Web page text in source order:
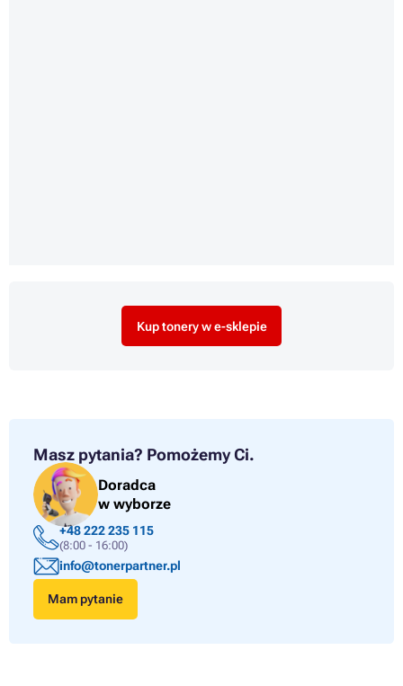
Kup tonery w e-sklepie
Masz pytania? Pomożemy Ci.
Doradca
w wyborze
+48 222 235 115
(8:00 - 16:00)
info@tonerpartner.pl
Mam pytanie